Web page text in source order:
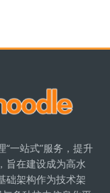
一站式”服务，提升
旨在建设成为高水
础架构作为技术架